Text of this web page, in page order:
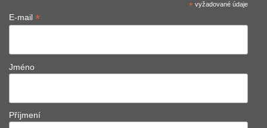
* vyžadované údaje
E-mail *
Jméno
Příjmení